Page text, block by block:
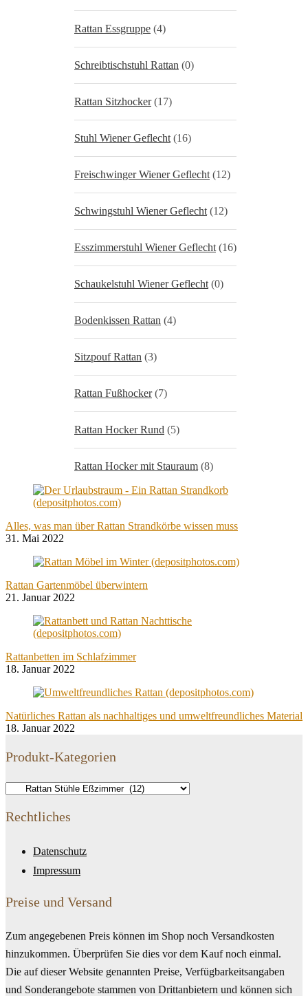
Rattan Essgruppe (4)
Schreibtischstuhl Rattan (0)
Rattan Sitzhocker (17)
Stuhl Wiener Geflecht (16)
Freischwinger Wiener Geflecht (12)
Schwingstuhl Wiener Geflecht (12)
Esszimmerstuhl Wiener Geflecht (16)
Schaukelstuhl Wiener Geflecht (0)
Bodenkissen Rattan (4)
Sitzpouf Rattan (3)
Rattan Fußhocker (7)
Rattan Hocker Rund (5)
Rattan Hocker mit Stauraum (8)
Alles, was man über Rattan Strandkörbe wissen muss
31. Mai 2022
Rattan Gartenmöbel überwintern
21. Januar 2022
Rattanbetten im Schlafzimmer
18. Januar 2022
Natürliches Rattan als nachhaltiges und umweltfreundliches Material
18. Januar 2022
Produkt-Kategorien
Rechtliches
Datenschutz
Impressum
Preise und Versand
Zum angegebenen Preis können im Shop noch Versandkosten
hinzukommen. Überprüfen Sie dies vor dem Kauf noch einmal.
Die auf dieser Website genannten Preise, Verfügbarkeitsangaben
und Sonderangebote stammen von Drittanbietern und können sich